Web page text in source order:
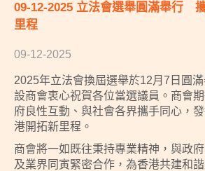
09-12-2025 立法會選舉圓滿舉行
里程
09-12-2025
2025年立法會換屆選舉於12月7日圓
設商會衷心祝賀各位當選議員。商會
府良性互動、與社會各界攜手同心，
港開拓新里程。
商會將一如既往秉持專業精神，與政
及業界同寅緊密合作，為香港共建和諧